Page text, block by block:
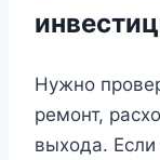
Нужно
ремонт,
выхода.